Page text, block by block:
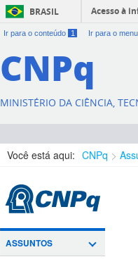
BRASIL Acesso à
Ir para o conteúdo 1 Ir para o menu
CNPq
MINISTÉRIO DA CIÊNCIA,
Você está aqui: CNPq
ASSUNTOS